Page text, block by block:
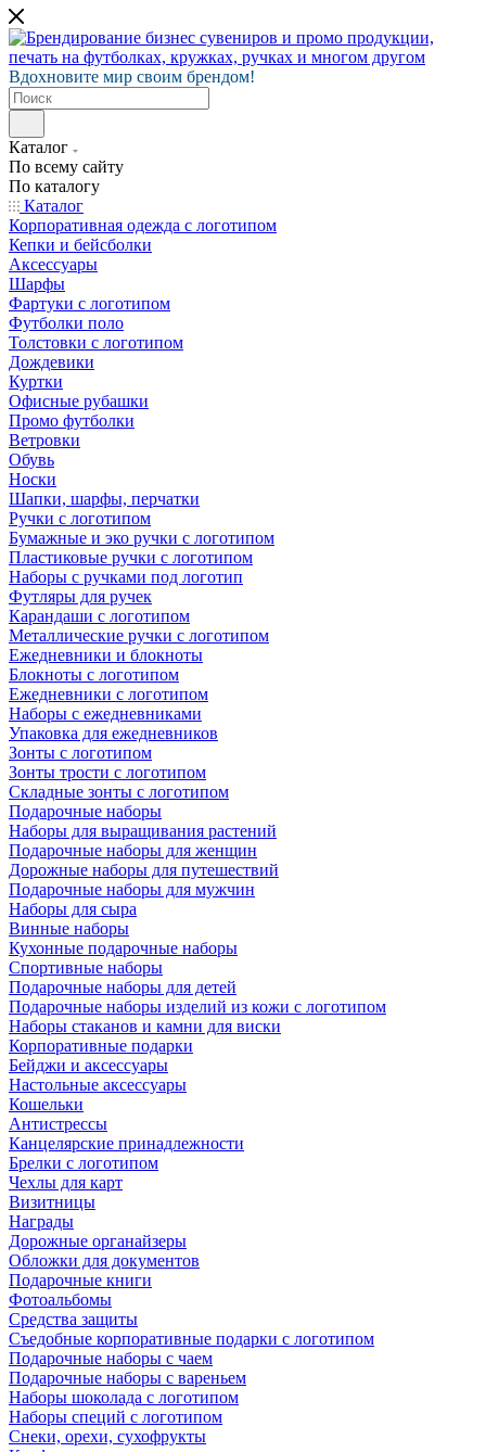
Вдохновите мир своим брендом!
Каталог
По всему сайту
По каталогу
Каталог
Корпоративная одежда с логотипом
Кепки и бейсболки
Аксессуары
Шарфы
Фартуки с логотипом
Футболки поло
Толстовки с логотипом
Дождевики
Куртки
Офисные рубашки
Промо футболки
Ветровки
Обувь
Носки
Шапки, шарфы, перчатки
Ручки с логотипом
Бумажные и эко ручки с логотипом
Пластиковые ручки с логотипом
Наборы с ручками под логотип
Футляры для ручек
Карандаши с логотипом
Металлические ручки с логотипом
Ежедневники и блокноты
Блокноты с логотипом
Ежедневники с логотипом
Наборы с ежедневниками
Упаковка для ежедневников
Зонты с логотипом
Зонты трости с логотипом
Складные зонты с логотипом
Подарочные наборы
Наборы для выращивания растений
Подарочные наборы для женщин
Дорожные наборы для путешествий
Подарочные наборы для мужчин
Наборы для сыра
Винные наборы
Кухонные подарочные наборы
Спортивные наборы
Подарочные наборы для детей
Подарочные наборы изделий из кожи с логотипом
Наборы стаканов и камни для виски
Корпоративные подарки
Бейджи и аксессуары
Настольные аксессуары
Кошельки
Антистрессы
Канцелярские принадлежности
Брелки с логотипом
Чехлы для карт
Визитницы
Награды
Дорожные органайзеры
Обложки для документов
Подарочные книги
Фотоальбомы
Средства защиты
Съедобные корпоративные подарки с логотипом
Подарочные наборы с чаем
Подарочные наборы с вареньем
Наборы шоколада с логотипом
Наборы специй с логотипом
Снеки, орехи, сухофрукты